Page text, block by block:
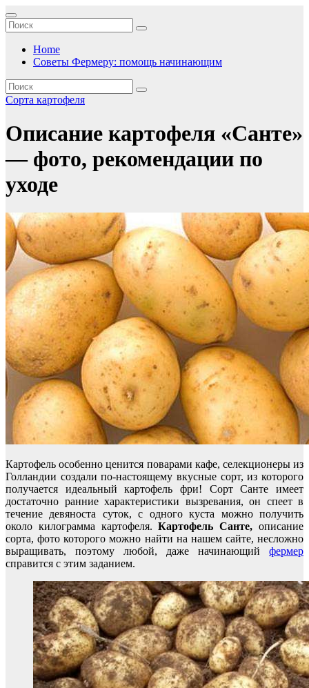
Перейти
к
содержимому
Home
Советы Фермеру: помощь начинающим
Сорта картофеля
Описание картофеля «Санте»
— фото, рекомендации по
уходе
Картофель особенно ценится поварами кафе, селекционеры из
Голландии создали по-настоящему вкусные сорт, из которого
получается идеальный картофель фри! Сорт Санте имеет
достаточно ранние характеристики вызревания, он спеет в
течение девяноста суток, с одного куста можно получить
около килограмма картофеля.Картофель Санте, описание
сорта, фото которого можно найти на нашем сайте, несложно
выращивать, поэтому любой, даже начинающий фермер
справится с этим заданием.